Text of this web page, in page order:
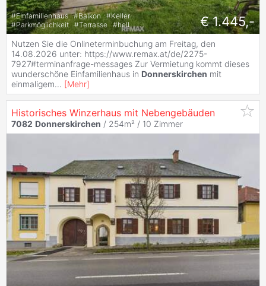
#Einfamilienhaus #Balkon #Keller
#Parkmöglichkeit #Terrasse #hell € 1.445,-
Nutzen Sie die Onlineterminbuchung am Freitag, den
14.08.2026 unter: https://www.remax.at/de/2275-
7927#terminanfrage-messages Zur Vermietung kommt dieses
wunderschöne Einfamilienhaus in Donnerskirchen mit
einmaligem... [Mehr]
Historisches Winzerhaus mit Nebengebäuden
7082 Donnerskirchen / 254m² / 10 Zimmer